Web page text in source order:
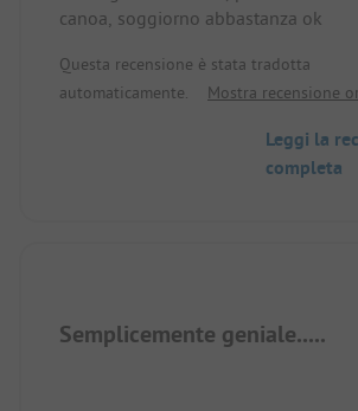
canoa, soggiorno abbastanza ok
Questa recensione è stata tradotta
automaticamente.
Mostra recensione
Leggi la
completa
Semplicemente geniale.....